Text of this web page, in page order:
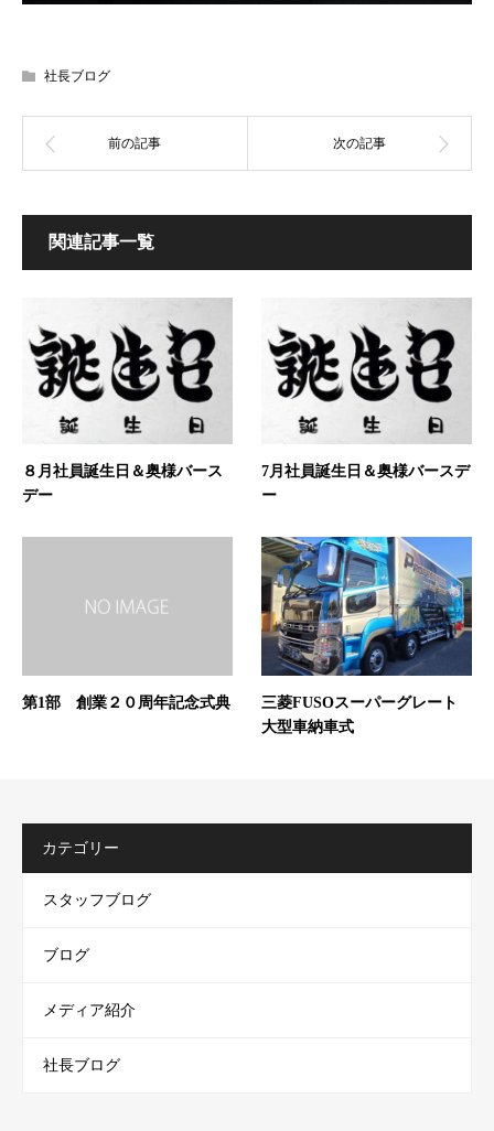
社長ブログ
関連記事一覧
８月社員誕生日＆奥様バース
デー
7月社員誕生日＆奥様バースデ
ー
第1部 創業２０周年記念式典
三菱FUSOスーパーグレート
大型車納車式
カテゴリー
スタッフブログ
ブログ
メディア紹介
社長ブログ